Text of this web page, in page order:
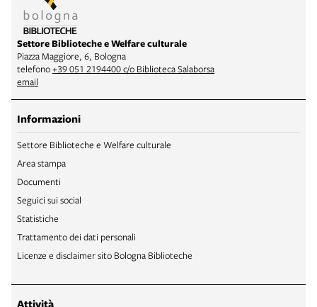
Settore Biblioteche e Welfare culturale
Piazza Maggiore, 6, Bologna
telefono+39 051 2194400 c/o Biblioteca Salaborsa
email
Informazioni
Settore Biblioteche e Welfare culturale
Area stampa
Documenti
Seguici sui social
Statistiche
Trattamento dei dati personali
Licenze e disclaimer sito Bologna Biblioteche
Attività